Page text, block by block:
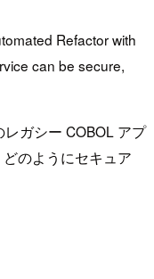
Refactor with
can be secure,
ガシー COBOL アプ
のようにセキュア